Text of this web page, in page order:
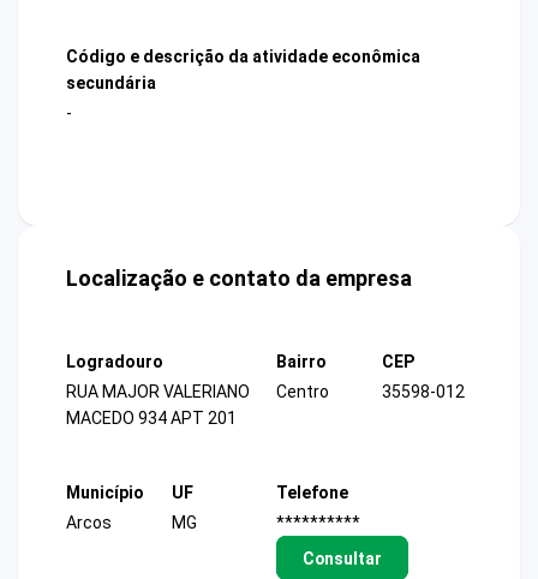
Código e descrição da atividade econômica
secundária
-
Localização e contato da empresa
Logradouro
RUA MAJOR VALERIANO
MACEDO 934 APT 201
Bairro
Centro
CEP
35598-012
Município
Arcos
UF
MG
Telefone
**********
Consultar